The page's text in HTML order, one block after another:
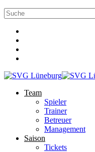
Team
Spieler
Trainer
Betreuer
Management
Saison
Tickets